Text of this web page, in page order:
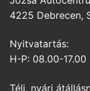
4225 Debrecen,
Nyitvatartás:
H-P: 08.00-17.00
Téli, nyári